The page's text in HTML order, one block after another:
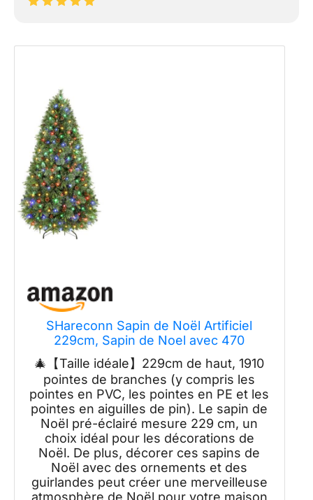
SHareconn Sapin de Noël Artificiel
229cm, Sapin de Noel avec 470
Lumières Blanches Chaudes et
Multicolores, 8 Modes d'éclairage, 1910
Pointes de Branche et Support, avec
Pomme de pin, Métal Pliable
🎄【Taille idéale】229cm de haut, 1910
pointes de branches (y compris les
pointes en PVC, les pointes en PE et les
pointes en aiguilles de pin). Le sapin de
Noël pré-éclairé mesure 229 cm, un
choix idéal pour les décorations de
Noël. De plus, décorer ces sapins de
Noël avec des ornements et des
guirlandes peut créer une merveilleuse
atmosphère de Noël pour votre maison